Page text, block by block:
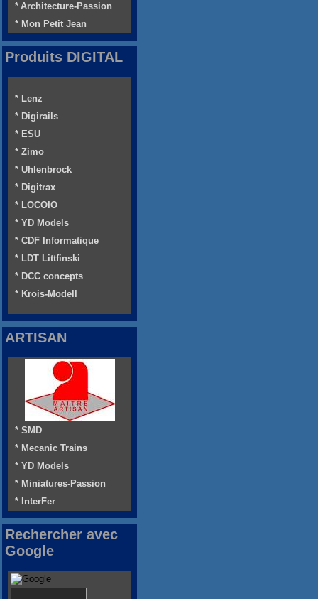
* Architecture-Passion
* Mon Petit Jean
Produits DIGITAL
* Lenz
* Digirails
* ESU
* Zimo
* Uhlenbrock
* Digitrax
* LOCOIO
* YD Models
* CDF Informatique
* LDT Littfinski
* DCC concepts
* Krois-Modell
ARTISAN
* SMD
* Mecanic Trains
* YD Models
* Miniatures-Passion
* InterFer
Rechercher avec
Google